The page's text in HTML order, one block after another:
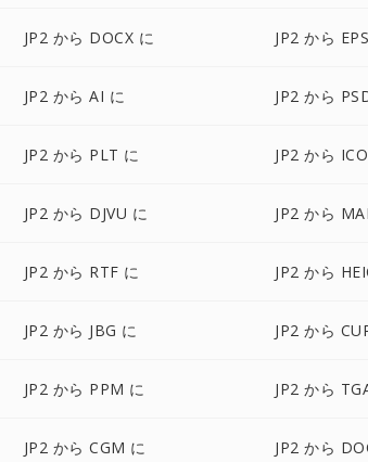
JP2 から DOCX に JP2 から
JP2 から AI に JP2 から
JP2 から PLT に JP2 から
JP2 から DJVU に JP2 から
JP2 から RTF に JP2 から
JP2 から JBG に JP2 から
JP2 から PPM に JP2 から
JP2 から CGM に JP2 から